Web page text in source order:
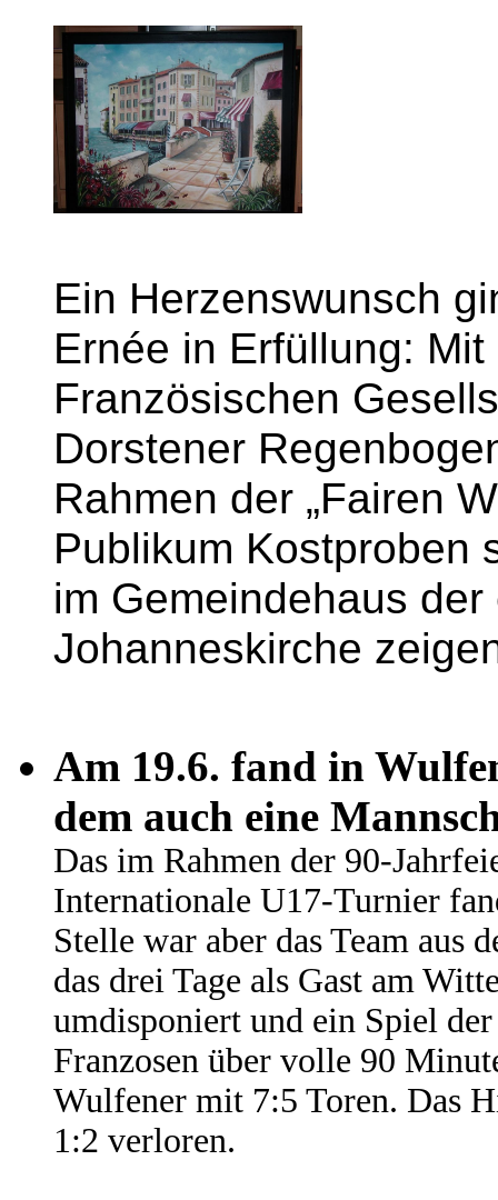
Ein Herzenswunsch
Ernée in Erfüllung:
Französischen
Dorstener
Rahmen der „Fairen
Publikum Kostproben
im Gemeindehaus
Johanneskirche
Am 19.6. fand in
dem auch eine
Das im Rahmen der 90-
Internationale U17-Turnier
Stelle war aber das Team aus
das drei Tage als Gast am
umdisponiert und ein Spiel
Franzosen über volle 90
Wulfener mit 7:5 Toren. Das
1:2 verloren.